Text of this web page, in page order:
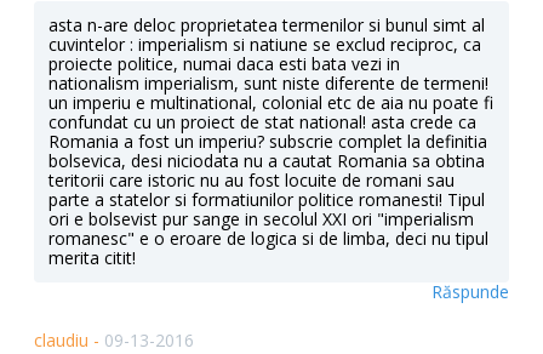
asta n-are deloc proprietatea termenilor si bunul simt al
cuvintelor : imperialism si natiune se exclud reciproc, ca
proiecte politice, numai daca esti bata vezi in
nationalism imperialism, sunt niste diferente de termeni!
un imperiu e multinational, colonial etc de aia nu poate fi
confundat cu un proiect de stat national! asta crede ca
Romania a fost un imperiu? subscrie complet la definitia
bolsevica, desi niciodata nu a cautat Romania sa obtina
teritorii care istoric nu au fost locuite de romani sau
parte a statelor si formatiunilor politice romanesti! Tipul
ori e bolsevist pur sange in secolul XXI ori "imperialism
romanesc" e o eroare de logica si de limba, deci nu tipul
merita citit!
Răspunde
claudiu - 09-13-2016